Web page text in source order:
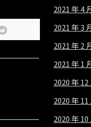
2021 年 4
2021 年 3
2021 年 2
2021 年 1
2020 年 12
2020 年 11
2020 年 10